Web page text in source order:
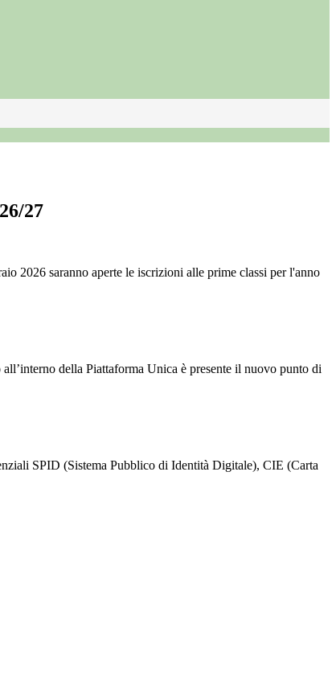
27
2026 saranno aperte le iscrizioni alle prime classi per l'anno
della Piattaforma Unica è presente il nuovo punto di
SPID (Sistema Pubblico di Identità Digitale), CIE (Carta